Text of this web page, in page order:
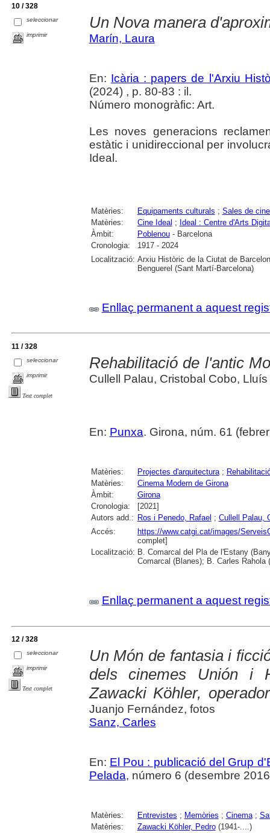
10 / 328
seleccionar
imprimir
Un Nova manera
Marín, Laura
En: Icària : papers de l'Arxiu
(2024) , p. 80-83 : il.
Número monogràfic: Art.
Les noves generacions
estàtic i unidireccional per
Ideal.
Matèries: Equipaments culturals ; Sales de
Matèries:
Cine Ideal ; Ideal : Centre d'Arts
Àmbit:
Poblenou- Barcelona
Cronologia:
1917 - 2024
Localització: Arxiu Històric de la Ciutat de
Benguerel (Sant Martí-Barcelona)
Enllaç permanent a aquest
11 / 328
seleccionar
imprimir
Text complet
Rehabilitació de l'antic
Cullell Palau, Cristobal Cobo,
En: Punxa. Girona, núm. 61
Matèries: Projectes d'arquitectura;
Matèries:
Cinema Modern de Girona
Àmbit:
Girona
Cronologia:
[2021]
Autors add.: Ros i Penedo, Rafael ; Cullell Palau,
Accés:
https://www.catgi.cat/images/
complet]
Localització: B. Comarcal del Pla de l'Estany
Comarcal (Blanes); B. Carles Rahola
Enllaç permanent a aquest
12 / 328
seleccionar
imprimir
Text complet
Un Món de fantasia i
dels cinemes Unión i
Zawacki Köhler,
Juanjo Fernández, fotos
Sanz, Carles
En: El Pou : publicació del Grup
Pelada, número 6 (desembre
Matèries: Entrevistes ; Memòries ; Cinema;
Matèries:
Zawacki Köhler, Pedro(1941-....)